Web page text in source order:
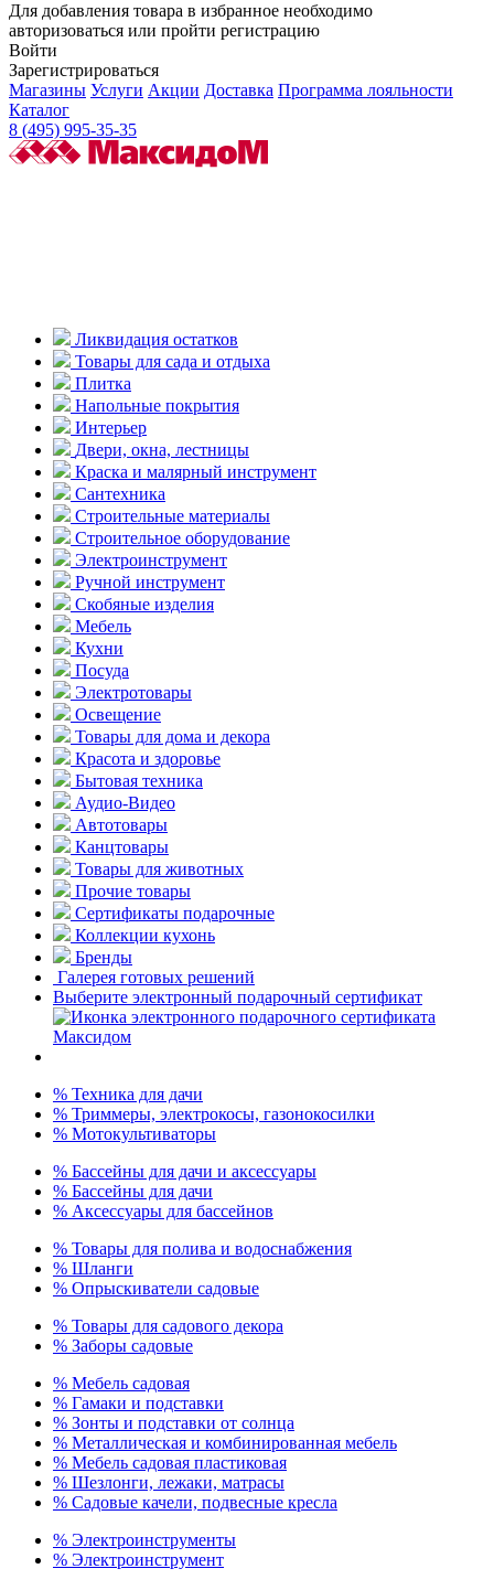
Для добавления товара в избранное необходимо
авторизоваться или пройти регистрацию
Войти
Зарегистрироваться
Магазины Услуги Акции Доставка Программа лояльности
Каталог
8 (495) 995-35-35
Ликвидация остатков
Товары для сада и отдыха
Плитка
Напольные покрытия
Интерьер
Двери, окна, лестницы
Краска и малярный инструмент
Сантехника
Строительные материалы
Строительное оборудование
Электроинструмент
Ручной инструмент
Скобяные изделия
Мебель
Кухни
Посуда
Электротовары
Освещение
Товары для дома и декора
Красота и здоровье
Бытовая техника
Аудио-Видео
Автотовары
Канцтовары
Товары для животных
Прочие товары
Сертификаты подарочные
Коллекции кухонь
Бренды
Галерея готовых решений
Выберите электронный подарочный сертификат
% Техника для дачи
% Триммеры, электрокосы, газонокосилки
% Мотокультиваторы
% Бассейны для дачи и аксессуары
% Бассейны для дачи
% Аксессуары для бассейнов
% Товары для полива и водоснабжения
% Шланги
% Опрыскиватели садовые
% Товары для садового декора
% Заборы садовые
% Мебель садовая
% Гамаки и подставки
% Зонты и подставки от солнца
% Металлическая и комбинированная мебель
% Мебель садовая пластиковая
% Шезлонги, лежаки, матрасы
% Садовые качели, подвесные кресла
% Электроинструменты
% Электроинструмент